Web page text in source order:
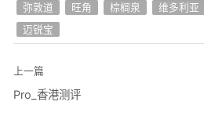
弥敦道
旺角 棕榈泉 维多利亚
迈锐宝
上一篇
Pro_香港测评